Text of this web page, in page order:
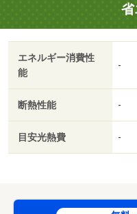
クロゼット／二人入居相
面駐車場／年内入居可
件／初期費用カード決済
／掛川駅（その他）まで
まで３００ｍ／ココカラ
６５０ｍ／モスバーガ
５０ｍ／Ｍｒ．ぶんぐ東
省
エネルギー消費性
能
-
断熱性能 -
目安光熱費 -